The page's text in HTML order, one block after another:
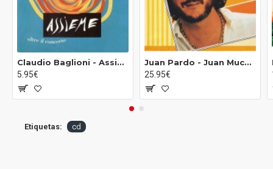
Claudio Baglioni ‎- Assieme Oltre Il Concerto (CD)
5.95€
Juan Pardo ‎- Juan Mucho Más Juan (CD)
25.95€
Etiquetas: cd